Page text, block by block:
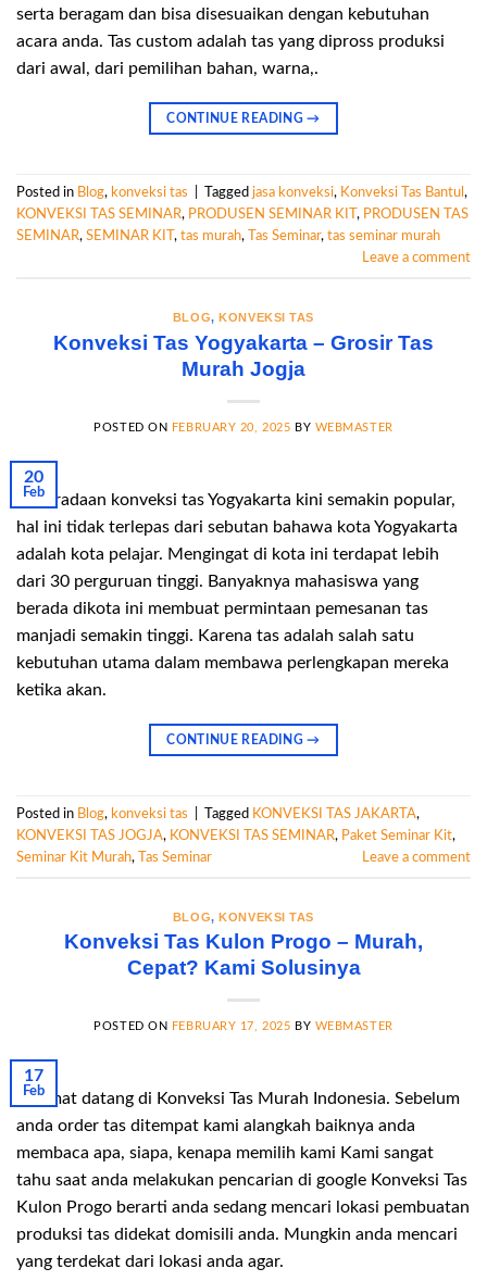
serta beragam dan bisa disesuaikan dengan kebutuhan
acara anda. Tas custom adalah tas yang dipross produksi
dari awal, dari pemilihan bahan, warna,.
CONTINUE READING→
Posted in Blog, konveksi tas Tagged jasa konveksi, Konveksi Tas Bantul ,
KONVEKSI TAS SEMINAR, PRODUSEN SEMINAR KIT , PRODUSEN TAS
SEMINAR, SEMINAR KIT , tas murah, Tas Seminar, tas seminar murah
Leave a comment
BLOG,KONVEKSI TAS
Konveksi Tas Yogyakarta – Grosir Tas
Murah Jogja
POSTED ON FEBRUARY 20, 2025 BY WEBMASTER
20
Feb
Keberadaan konveksi tas Yogyakarta kini semakin popular,
hal ini tidak terlepas dari sebutan bahawa kota Yogyakarta
adalah kota pelajar. Mengingat di kota ini terdapat lebih
dari 30 perguruan tinggi. Banyaknya mahasiswa yang
berada dikota ini membuat permintaan pemesanan tas
manjadi semakin tinggi. Karena tas adalah salah satu
kebutuhan utama dalam membawa perlengkapan mereka
ketika akan.
CONTINUE READING→
Posted in Blog, konveksi tas Tagged KONVEKSI TAS JAKARTA,
KONVEKSI TAS JOGJA, KONVEKSI TAS SEMINAR, Paket Seminar Kit,
Seminar Kit Murah, Tas Seminar Leave a comment
BLOG,KONVEKSI TAS
Konveksi Tas Kulon Progo – Murah,
Cepat? Kami Solusinya
POSTED ON FEBRUARY 17, 2025 BY WEBMASTER
17
Feb
Selamat datang di Konveksi Tas Murah Indonesia. Sebelum
anda order tas ditempat kami alangkah baiknya anda
membaca apa, siapa, kenapa memilih kami Kami sangat
tahu saat anda melakukan pencarian di google Konveksi Tas
Kulon Progo berarti anda sedang mencari lokasi pembuatan
produksi tas didekat domisili anda. Mungkin anda mencari
yang terdekat dari lokasi anda agar.